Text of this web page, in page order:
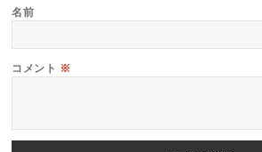
名前
コメント ※